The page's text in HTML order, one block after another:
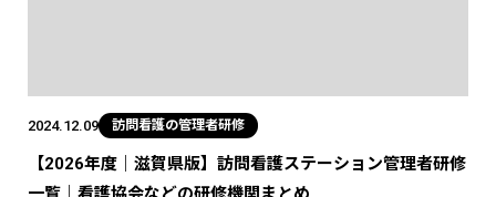
2024.12.09 訪問看護の管理者研修
【2026年度｜滋賀県版】訪問看護ステーション管理者研修